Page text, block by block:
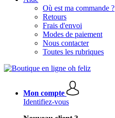
Où est ma commande ?
Retours
Frais d'envoi
Modes de paiement
Nous contacter
Toutes les rubriques
Mon compte
Identifiez-vous